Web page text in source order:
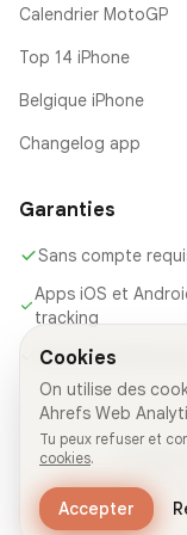
Cookies
On utilise des
Ahrefs Web
Tu peux refuser et
cookies.
Accepter
Calendrier MotoGP
Top 14 iPhone
Belgique iPhone
Changelog app
Garanties
Sans compte
Apps iOS et
tracking
Sources maintenues
Site mis à jour en